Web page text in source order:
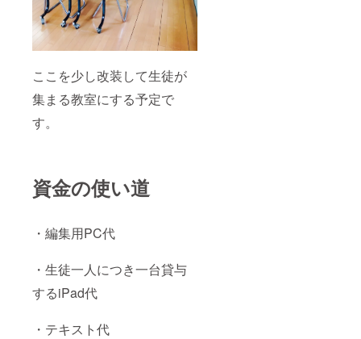
ここを少し改装して生徒が
集まる教室にする予定で
す。
資金の使い道
・編集用PC代
・生徒一人につき一台貸与
するiPad代
・テキスト代